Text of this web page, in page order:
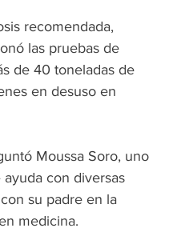
recomendada,
las pruebas de
de 40 toneladas de
en desuso en
Moussa Soro, uno
con diversas
su padre en la
medicina.